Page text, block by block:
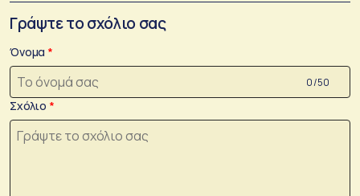
Γράψτε το σχόλιο σας
Όνομα
0 /50
Σχόλιο